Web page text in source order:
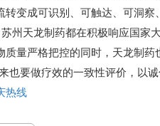
变成可识别、可触达、可洞察
州天龙制药都在积极响应国家
质量严格把控的同时，天龙制
也要做疗效的一致性评价，以
热线